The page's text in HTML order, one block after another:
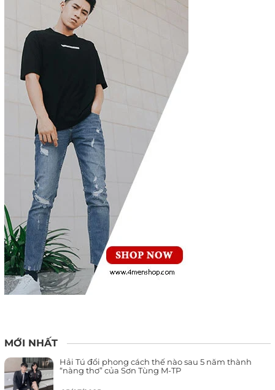
MỚI NHẤT
Hải Tú đổi phong cách thế nào sau 5 năm thành
“nàng thơ” của Sơn Tùng M-TP